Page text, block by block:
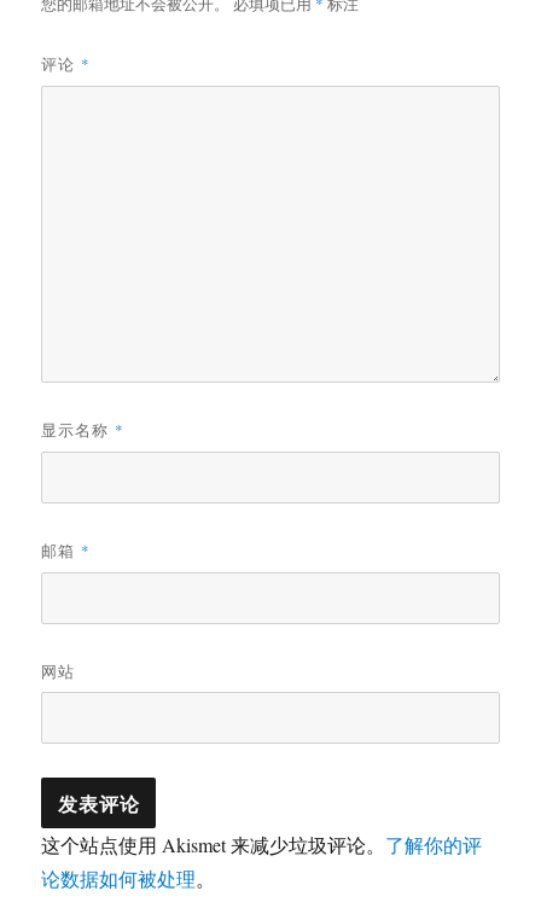
评论 *
显示名称 *
邮箱 *
网站
这个站点使用 Akismet 来减少垃圾评论。 了解你的评
论数据如何被处理。